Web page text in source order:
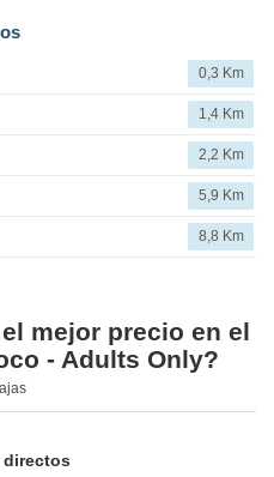
0,3 Km
1,4 Km
2,2 Km
5,9 Km
8,8 Km
mejor precio en el
- Adults Only?
directos